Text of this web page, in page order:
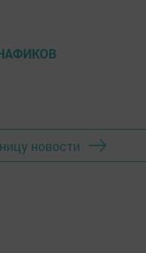
новости